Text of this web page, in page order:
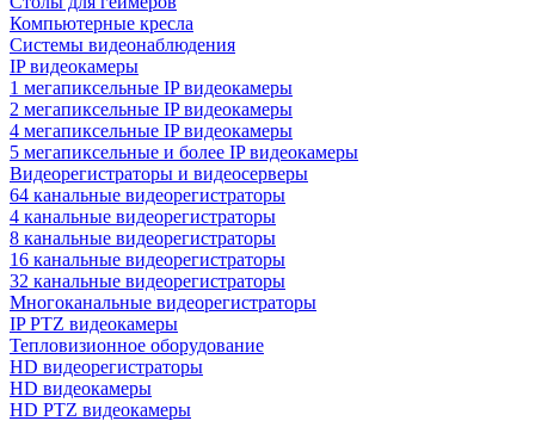
Компьютерные кресла
Системы видеонаблюдения
IP видеокамеры
1 мегапиксельные IP видеокамеры
2 мегапиксельные IP видеокамеры
4 мегапиксельные IP видеокамеры
5 мегапиксельные и более IP видеокамеры
Видеорегистраторы и видеосерверы
64 канальные видеорегистраторы
4 канальные видеорегистраторы
8 канальные видеорегистраторы
16 канальные видеорегистраторы
32 канальные видеорегистраторы
Многоканальные видеорегистраторы
IP PTZ видеокамеры
Тепловизионное оборудование
HD видеорегистраторы
HD видеокамеры
HD PTZ видеокамеры